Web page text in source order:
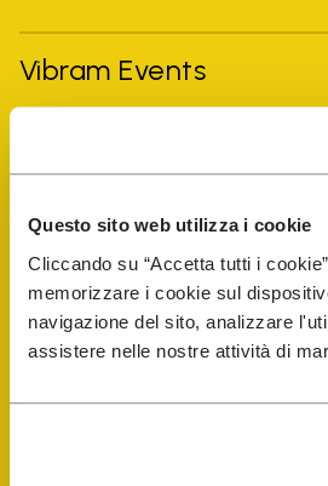
Questo sito web utilizza i cookie
Cliccando su “Accetta tutti i
memorizzare i cookie sul
navigazione del sito, analizzare
assistere nelle nostre attività di
Vibram Events
E-SHOP
Schuhreparatur-Finder